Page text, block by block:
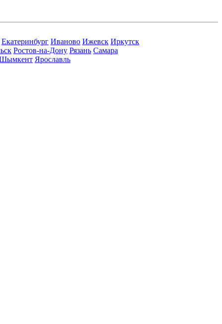
Екатеринбург Иваново Ижевск Иркутск
Ростов-на-Дону Рязань Самара
Ярославль